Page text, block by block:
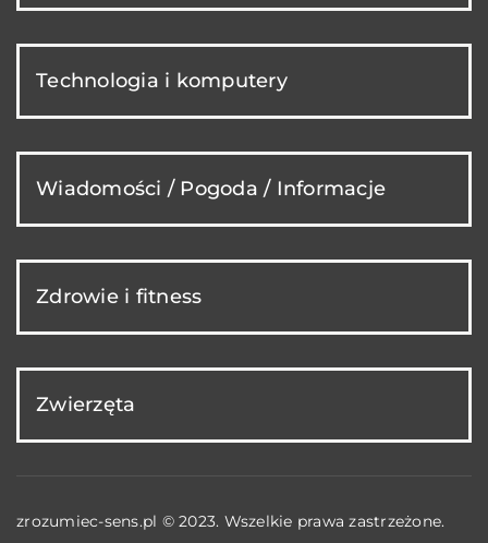
Technologia i komputery
Wiadomości / Pogoda / Informacje
Zdrowie i fitness
Zwierzęta
zrozumiec-sens.pl © 2023. Wszelkie prawa zastrzeżone.